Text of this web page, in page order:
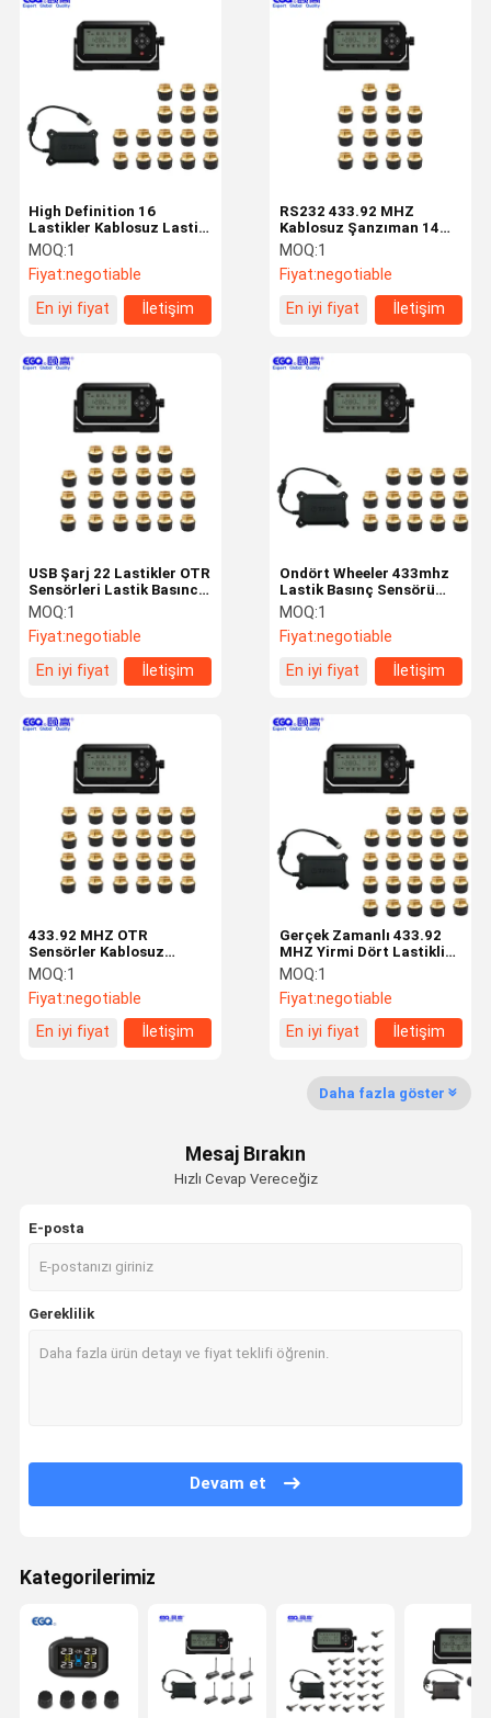
Kalite Kontrol
Bizimle
Iletişime
Haberler
Bir Teklif
Isteği
NEWS
Lastik basınç gözetim sistemi
Rakip lastik basıncı izleme sistemi
Kamyon Lastiği Basınç İzleme Sistemi
Otobüs TPMS
OTR TPMS
6 Lastik Basıncı İzleme Sistemi
Otomobil Lastik Basıncı İzleme Sistemi
motosiklet TPMS
Bisiklet TPMS
Güneş Lastik Basıncı İzleme Sistemi
RV Lastik Basıncı İzleme Sistemi
TPMS Çözümleri
RS232 433.92 MHZ
Kablosuz Şanzıman 14
Lastikler OTR TPMS
MOQ:1
Fiyat:negotiable
En iyi fiyat
İletişim
High Definition 16
Lastikler Kablosuz Lastik
Basıncı İzleme Sistemi
MOQ:1
Fiyat:negotiable
En iyi fiyat
İletişim
Ondört Wheeler 433mhz
Lastik Basınç Sensörü
OTR TPMS
MOQ:1
Fiyat:negotiable
En iyi fiyat
İletişim
USB Şarj 22 Lastikler OTR
Sensörleri Lastik Basıncı
Kontrol Sistemi
MOQ:1
Fiyat:negotiable
En iyi fiyat
İletişim
Gerçek Zamanlı 433.92
MHZ Yirmi Dört Lastikli
Kamyon OTR TPMS
MOQ:1
Fiyat:negotiable
En iyi fiyat
İletişim
433.92 MHZ OTR
Sensörler Kablosuz
Lastik Basıncı İzleme
Sistemi
MOQ:1
Fiyat:negotiable
En iyi fiyat
İletişim
Daha fazla göster
Mesaj Bırakın
Hızlı Cevap Vereceğiz
E-posta
Gereklilik
Devam et
Kategorilerimiz